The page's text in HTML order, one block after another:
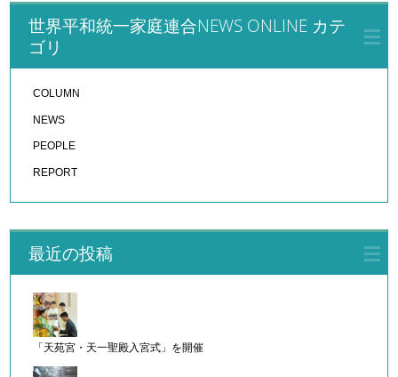
世界平和統一家庭連合NEWS ONLINE カテ
ゴリ
COLUMN
NEWS
PEOPLE
REPORT
最近の投稿
「天苑宮・天一聖殿入宮式」を開催